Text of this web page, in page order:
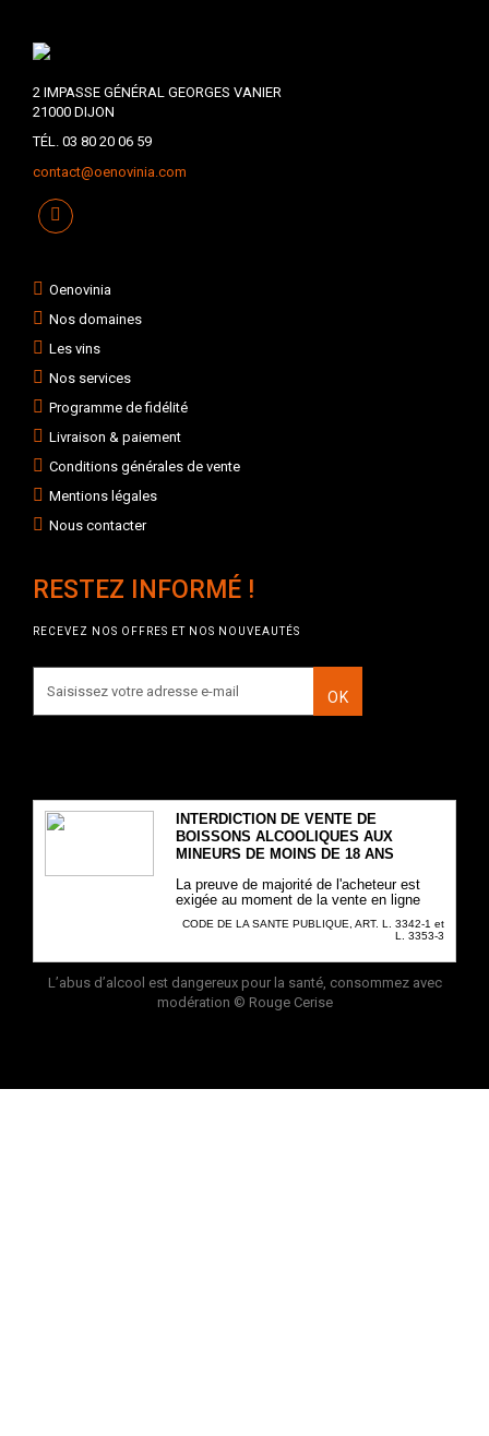
2 IMPASSE GÉNÉRAL GEORGES VANIER
21000 DIJON
TÉL. 03 80 20 06 59
contact@oenovinia.com
Oenovinia
Nos domaines
Les vins
Nos services
Programme de fidélité
Livraison & paiement
Conditions générales de vente
Mentions légales
Nous contacter
RESTEZ INFORMÉ !
RECEVEZ NOS OFFRES ET NOS NOUVEAUTÉS
OK
INTERDICTION DE VENTE DE
BOISSONS ALCOOLIQUES AUX
MINEURS DE MOINS DE 18 ANS
La preuve de majorité de l'acheteur est
exigée au moment de la vente en ligne
CODE DE LA SANTE PUBLIQUE, ART. L. 3342-1 et
L. 3353-3
L’abus d’alcool est dangereux pour la santé, consommez avec
modération © Rouge Cerise